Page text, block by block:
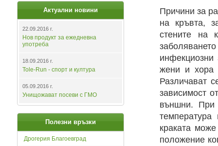
Актуални новини
22.09.2016 г.
Нов продукт за ежедневна
употреба
18.09.2016 г.
Tole-Run - спорт и култура
05.09.2016 г.
Унищожават посеви с ГМО
Полезни връзки
Дрогерия Благоевград
Причини за
на кръвта,
стените на
жени и хора
Различават
зависимост
външни. При
краката
положение